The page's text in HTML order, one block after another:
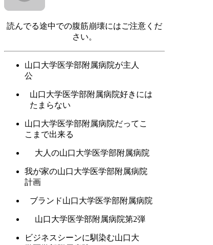
読んでる途中での腹筋崩壊にはご注意くだ
さい。
山口大学医学部附属病院が主人
公
山口大学医学部附属病院好きには
たまらない
山口大学医学部附属病院だってこ
こまで出来る
大人の山口大学医学部附属病院
我が家の山口大学医学部附属病院
計画
ブランド山口大学医学部附属病院
山口大学医学部附属病院第2弾
ビジネスシーンに馴染む山口大